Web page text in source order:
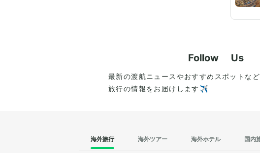
Follow Us
最新の渡航ニュースやおすすめスポットなど
旅行の情報をお届けします✈️
海外旅行 海外ツアー 海外ホテル 国内